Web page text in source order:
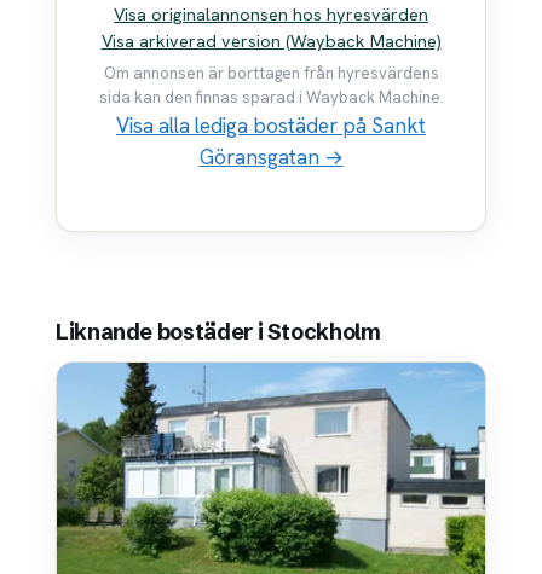
Visa originalannonsen hos hyresvärden
Visa arkiverad version (Wayback Machine)
Om annonsen är borttagen från hyresvärdens
sida kan den finnas sparad i Wayback Machine.
Visa alla lediga bostäder på Sankt
Göransgatan →
Liknande bostäder i Stockholm